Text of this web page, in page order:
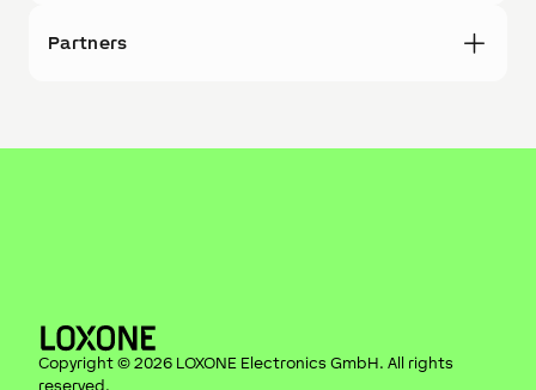
Partners
Copyright © 2026 LOXONE Electronics GmbH. All rights
reserved.